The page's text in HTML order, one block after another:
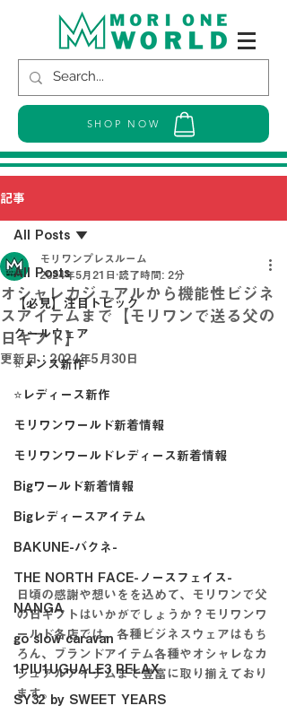
SHOP NOW
記事
All Posts
【必見】注目トピック
クールウェア
⭐メンズ新作
⭐レディース新作
モリワンワールド新着情報
モリワンワールドレディース新着情報
Bigワールド新着情報
Bigレディースアイテム
BAKUNE-バクネ-
THE NORTH FACE-ノースフェイス-
NANGA
go slow caravan
1PIU1UGUALE3 RELAX
SY32 by SWEET YEARS
All Posts
オシャレカジュアルから機能性ビジネ
スアイテムまで【モリワンで送る父の
日ギフト】
モリワンプレスルーム
2024年5月21日 読了時間: 2分
更新日： 2024年5月30日
日頃の感謝や想いをを込めて、モリワンで父
の日ギフトはいかがでしょうか？モリワンワ
ールド各店では、各種ビジネスウェアはもち
ろん、ブランドアイテム各種やオシャレなカ
ジュアルアイテムまで豊富に取り揃えており
ます。